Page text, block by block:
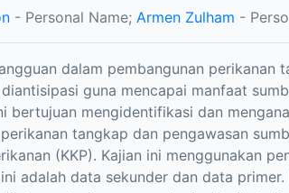
- Personal Name; Armen Zulham -
dalam pembangunan perikanan
guna mencapai manfaat
bertujuan mengidentifikasi dan
tangkap dan pengawasan
(KKP). Kajian ini menggunakan
adalah data sekunder dan data